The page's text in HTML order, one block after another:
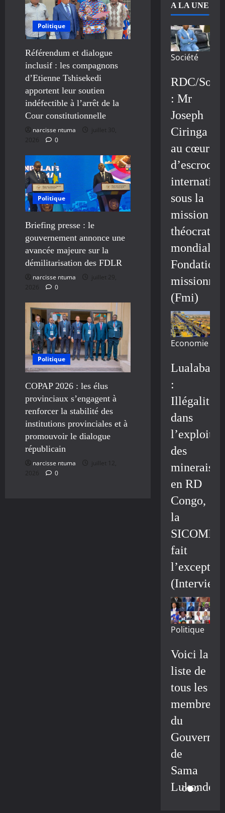
Politique
Référendum et dialogue
inclusif : les compagnons
d’Etienne Tshisekedi
apportent leur soutien
indéfectible à l’arrêt de la
Cour constitutionnelle
narcisse ntuma
juillet 30,
2026
0
Politique
Briefing presse : le
gouvernement annonce une
avancée majeure sur la
démilitarisation des FDLR
narcisse ntuma
juillet 29,
2026
0
Politique
COPAP 2026 : les élus
provinciaux s’engagent à
renforcer la stabilité des
institutions provinciales et à
promouvoir le dialogue
républicain
narcisse ntuma
juillet 12,
2026
0
A LA UNE
Société
RDC/
: Mr
Joseph
Ciringa
au cœur
sous la
mission
mondiale/
Fondation
(Fmi)
Economie
Lualaba
:
Illégalité
dans
des
minerais
en RD
Congo,
la
fait
(Interview)
Politique
Voici la
liste de
tous les
membres
du
de
Sama
Lukonde